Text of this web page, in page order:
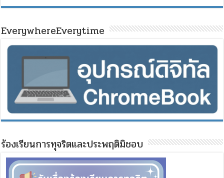
EverywhereEverytime
ร้องเรียนการทุจริตและประพฤติมิชอบ